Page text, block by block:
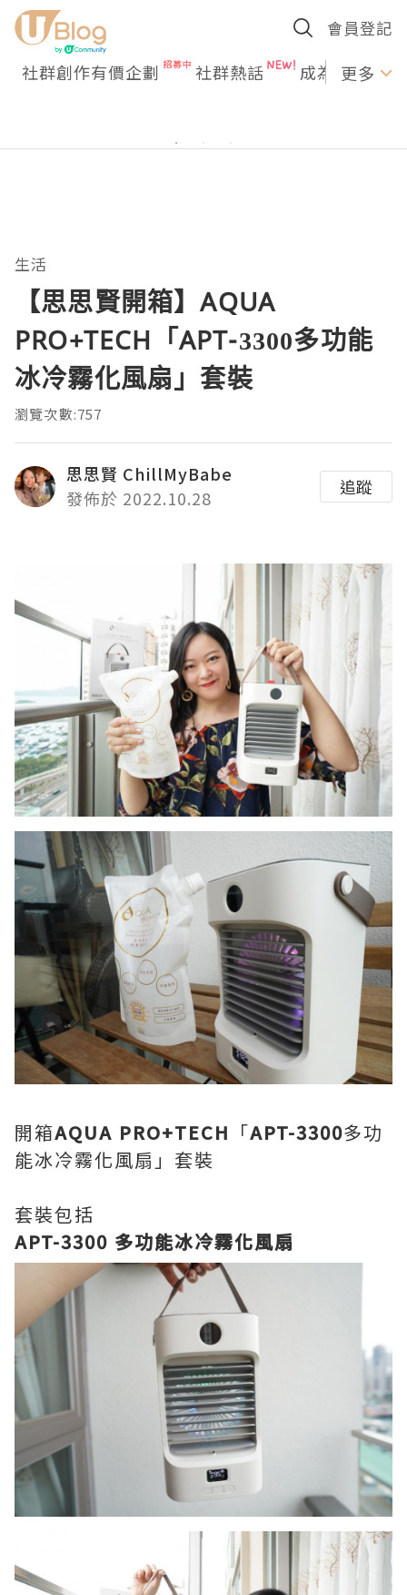
會員登記
社群創作有價企劃 社群熱話 成為U更多
生活
【思思賢開箱】AQUA
PRO+TECH「APT-3300多功能
冰冷霧化風扇」套裝
瀏覽次數:757
思思賢 ChillMyBabe
發佈於 2022.10.28
追蹤
開箱AQUA PRO+TECH 「APT-3300多功
能冰冷霧化風扇」套裝
套裝包括
APT-3300 多功能冰冷霧化風扇